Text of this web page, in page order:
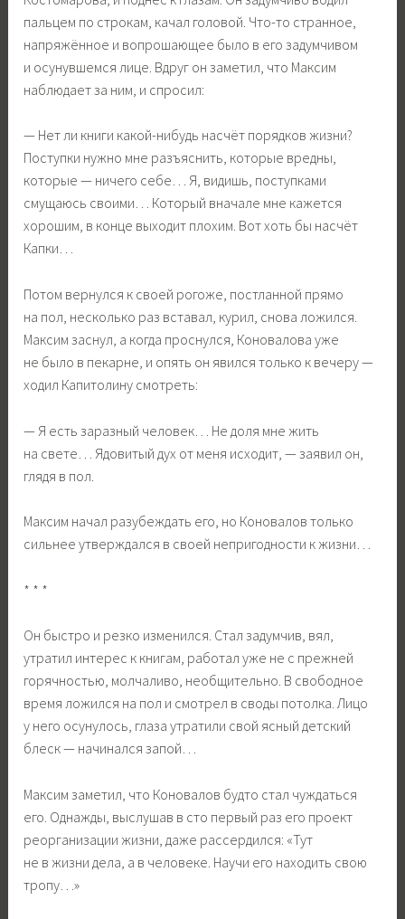
пальцем по строкам, качал головой. Что-то странное,
напряжённое и вопрошающее было в его задумчивом
и осунувшемся лице. Вдруг он заметил, что Максим
наблюдает за ним, и спросил:
— Нет ли книги какой-нибудь насчёт порядков жизни?
Поступки нужно мне разъяснить, которые вредны,
которые — ничего себе… Я, видишь, поступками
смущаюсь своими… Который вначале мне кажется
хорошим, в конце выходит плохим. Вот хоть бы насчёт
Капки…
Потом вернулся к своей рогоже, постланной прямо
на пол, несколько раз вставал, курил, снова ложился.
Максим заснул, а когда проснулся, Коновалова уже
не было в пекарне, и опять он явился только к вечеру —
ходил Капитолину смотреть:
— Я есть заразный человек… Не доля мне жить
на свете… Ядовитый дух от меня исходит, — заявил он,
глядя в пол.
Максим начал разубеждать его, но Коновалов только
сильнее утверждался в своей непригодности к жизни…
* * *
Он быстро и резко изменился. Стал задумчив, вял,
утратил интерес к книгам, работал уже не с прежней
горячностью, молчаливо, необщительно. В свободное
время ложился на пол и смотрел в своды потолка. Лицо
у него осунулось, глаза утратили свой ясный детский
блеск — начинался запой…
Максим заметил, что Коновалов будто стал чуждаться
его. Однажды, выслушав в сто первый раз его проект
реорганизации жизни, даже рассердился: «Тут
не в жизни дела, а в человеке. Научи его находить свою
тропу…»